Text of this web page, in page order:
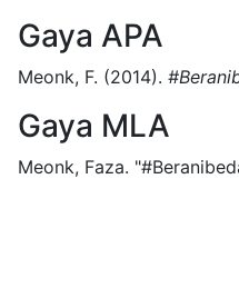
Gaya APA
Meonk, F. (2014).
Gaya MLA
Meonk, Faza.